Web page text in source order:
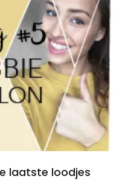
laatste loodjes